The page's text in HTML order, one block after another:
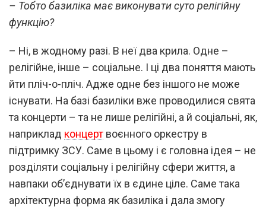
– Тобто базиліка має виконувати суто релігійну
функцію?
– Ні, в жодному разі. В неї два крила. Одне –
релігійне, інше – соціальне. І ці два поняття мають
йти пліч-о-пліч. Адже одне без іншого не може
існувати. На базі базиліки вже проводилися свята
та концерти – та не лише релігійні, а й соціальні, як,
наприклад концерт воєнного оркестру в
підтримку ЗСУ. Саме в цьому і є головна ідея – не
розділяти соціальну і релігійну сфери життя, а
навпаки об’єднувати їх в єдине ціле. Саме така
архітектурна форма як базиліка і дала змогу